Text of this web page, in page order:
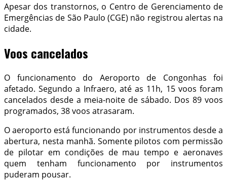
Apesar dos transtornos, o Centro de Gerenciamento de
Emergências de São Paulo (CGE) não registrou alertas na
cidade.
Voos cancelados
O funcionamento do Aeroporto de Congonhas foi
afetado. Segundo a Infraero, até as 11h, 15 voos foram
cancelados desde a meia-noite de sábado. Dos 89 voos
programados, 38 voos atrasaram.
O aeroporto está funcionando por instrumentos desde a
abertura, nesta manhã. Somente pilotos com permissão
de pilotar em condições de mau tempo e aeronaves
quem tenham funcionamento por instrumentos
puderam pousar.